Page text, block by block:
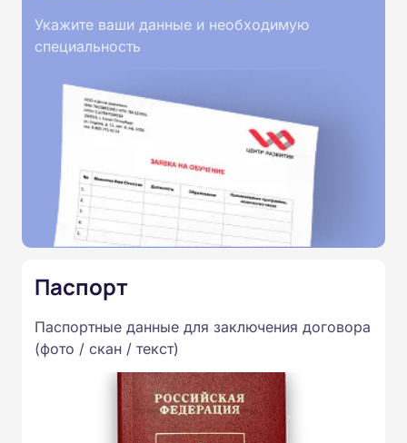
Укажите ваши данные и необходимую
специальность
Паспорт
Паспортные данные для заключения договора
(фото / скан / текст)